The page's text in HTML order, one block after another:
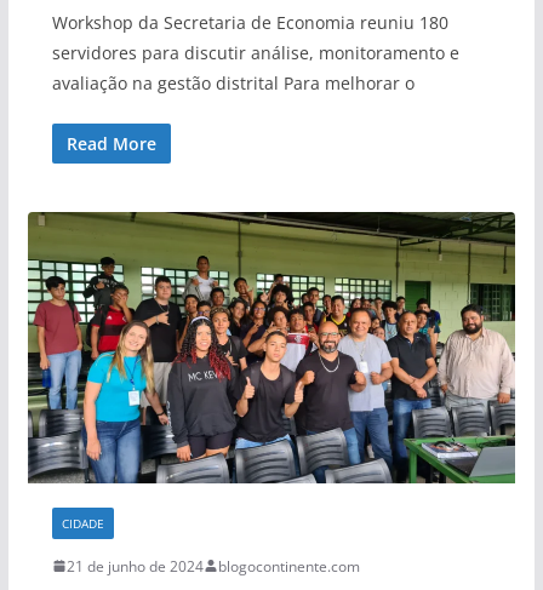
Workshop da Secretaria de Economia reuniu 180
servidores para discutir análise, monitoramento e
avaliação na gestão distrital Para melhorar o
Read More
CIDADE
21 de junho de 2024 blogocontinente.com